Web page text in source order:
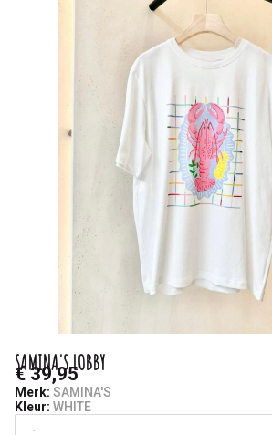
SAMINA'S LOBBY
€ 39,95
Merk: SAMINA'S
Kleur: WHITE